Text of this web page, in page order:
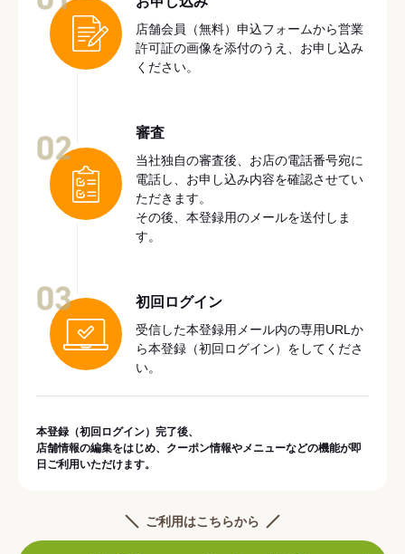
店舗会員（無料）申込フォームから営業
許可証の画像を添付のうえ、お申し込み
ください。
審査
当社独自の審査後、お店の電話番号宛に
電話し、お申し込み内容を確認させてい
ただきます。
その後、本登録用のメールを送付しま
す。
初回ログイン
受信した本登録用メール内の専用URLか
ら本登録（初回ログイン）をしてくださ
い。
本登録（初回ログイン）完了後、
店舗情報の編集をはじめ、クーポン情報やメニューなどの機能が即
日ご利用いただけます。
ご利用はこちらから